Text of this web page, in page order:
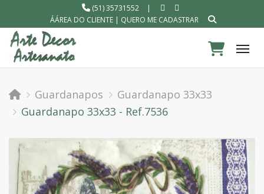
(51) 35731552
|
ÁÁREA DO CLIENTE| QUERO ME CADASTRAR
Guardanapos
Guardanapo 33x33
Guardanapo 33x33 - Ref.7536